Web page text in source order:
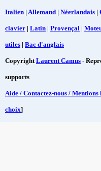
Italien | Allemand | Néerlandais |
clavier | Latin | Provençal |
utiles | Bac d'anglais
CopyrightLaurent Camus -
supports
Aide / Contactez-nous /
choix]